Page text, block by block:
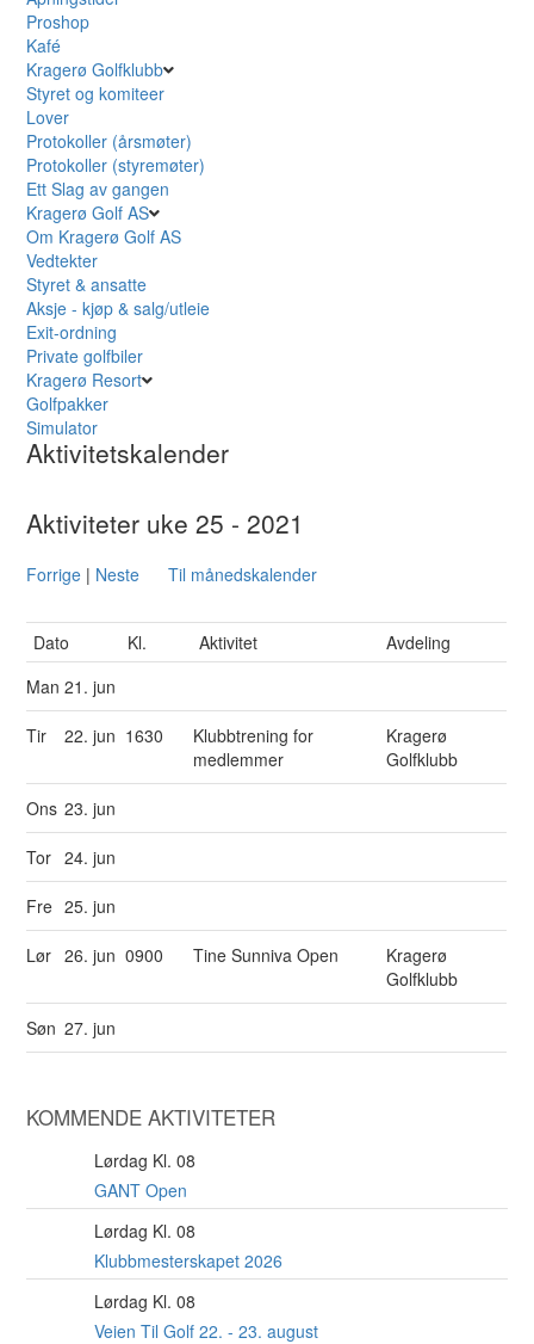
Proshop
Kafé
Kragerø Golfklubb
Styret og komiteer
Lover
Protokoller (årsmøter)
Protokoller (styremøter)
Ett Slag av gangen
Kragerø Golf AS
Om Kragerø Golf AS
Vedtekter
Styret & ansatte
Aksje - kjøp & salg/utleie
Exit-ordning
Private golfbiler
Kragerø Resort
Golfpakker
Simulator
Aktivitetskalender
Aktiviteter uke 25 - 2021
Forrige | Neste Til månedskalender
Dato Kl. Aktivitet
Avdeling
Man21. jun
Tir 22. jun 1630
Klubbtrening for
medlemmer
Kragerø
Golfklubb
Ons 23. jun
Tor 24. jun
Fre 25. jun
Lør 26. jun 0900 Tine Sunniva Open
Kragerø
Golfklubb
Søn 27. jun
KOMMENDE AKTIVITETER
Lørdag Kl. 08
GANT Open
Lørdag Kl. 08
Klubbmesterskapet 2026
Lørdag Kl. 08
Veien Til Golf 22. - 23. august